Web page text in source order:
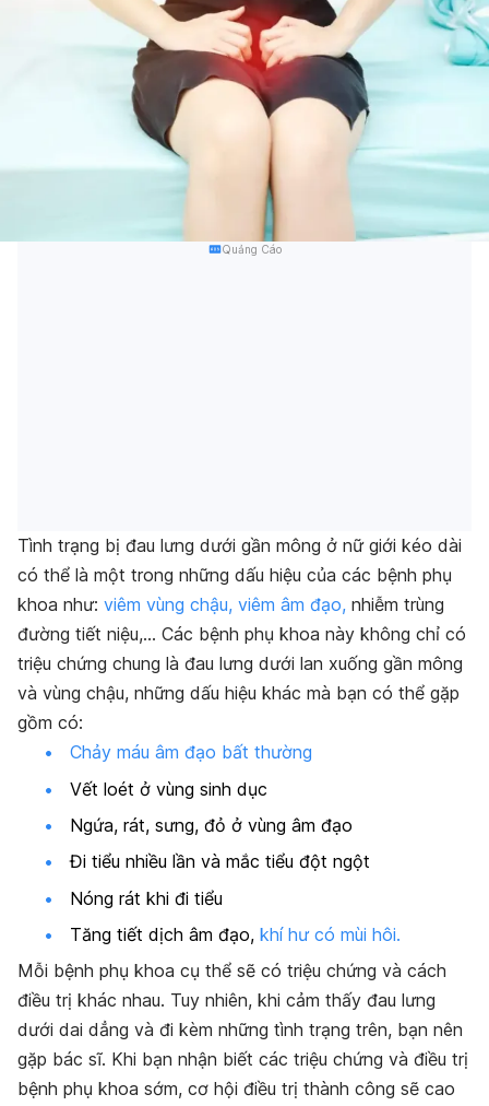
Quảng Cáo
Tình trạng bị đau lưng dưới gần mông ở nữ giới kéo dài
có thể là một trong những dấu hiệu của các bệnh phụ
khoa như: viêm vùng chậu, viêm âm đạo, nhiễm trùng
đường tiết niệu,… Các bệnh phụ khoa này không chỉ có
triệu chứng chung là đau lưng dưới lan xuống gần mông
và vùng chậu, những dấu hiệu khác mà bạn có thể gặp
gồm có:
Chảy máu âm đạo bất thường
Vết loét ở vùng sinh dục
Ngứa, rát, sưng, đỏ ở vùng âm đạo
Đi tiểu nhiều lần và mắc tiểu đột ngột
Nóng rát khi đi tiểu
Tăng tiết dịch âm đạo, khí hư có mùi hôi.
Mỗi bệnh phụ khoa cụ thể sẽ có triệu chứng và cách
điều trị khác nhau. Tuy nhiên, khi cảm thấy đau lưng
dưới dai dẳng và đi kèm những tình trạng trên, bạn nên
gặp bác sĩ. Khi bạn nhận biết các triệu chứng và điều trị
bệnh phụ khoa sớm, cơ hội điều trị thành công sẽ cao